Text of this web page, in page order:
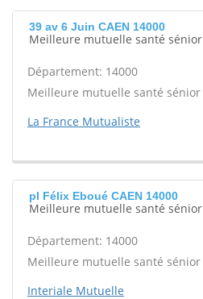
39 av 6 Juin CAEN 14000
Meilleure mutuelle santé sénior
Département: 14000
Meilleure mutuelle santé sénior
La France Mutualiste
pl Félix Eboué CAEN 14000
Meilleure mutuelle santé sénior
Département: 14000
Meilleure mutuelle santé sénior
Interiale Mutuelle